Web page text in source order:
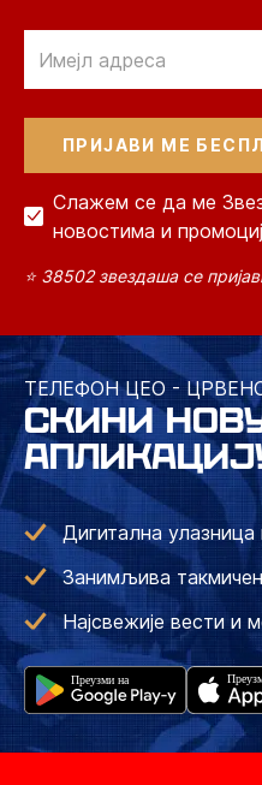
Слажем се да ме
новостима и
⭐ 38502 звездаша се
ТЕЛЕФОН ЦЕО -
СКИНИ
Дигитална
Занимљива
Најсвежије вести и